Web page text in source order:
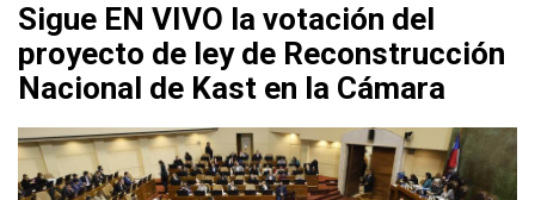
Sigue EN VIVO la votación del
proyecto de ley de Reconstrucción
Nacional de Kast en la Cámara